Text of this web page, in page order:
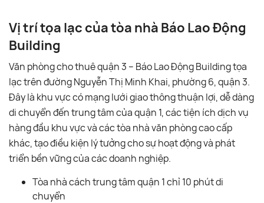
Vị trí tọa lạc của tòa nhà Báo Lao Động
Building
Văn phòng cho thuê quận 3 – Báo Lao Động Building tọa
lạc trên đường Nguyễn Thị Minh Khai, phường 6, quận 3.
Đây là khu vực có mạng lưới giao thông thuận lợi, dễ dàng
di chuyển đến trung tâm của quận 1, các tiện ích dịch vụ
hàng đầu khu vực và các tòa nhà văn phòng cao cấp
khác, tạo điều kiện lý tưởng cho sự hoạt động và phát
triển bền vững của các doanh nghiệp.
Tòa nhà cách trung tâm quận 1 chỉ 10 phút di
chuyển